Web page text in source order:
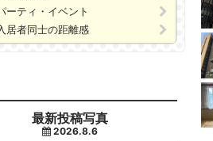
ーティ・イベント
居者同士の距離感
最新投稿写真
2026.8.6